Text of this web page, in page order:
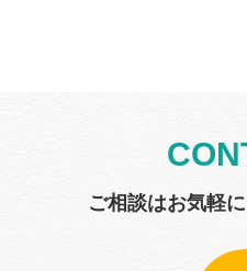
ご相談はお気軽